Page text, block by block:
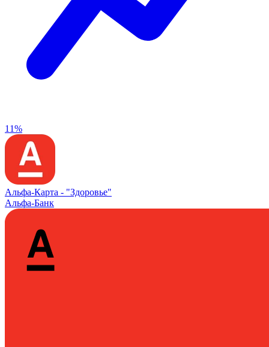
11%
Альфа‑Карта - "Здоровье"
Альфа-Банк